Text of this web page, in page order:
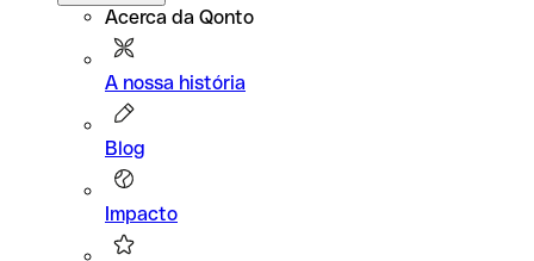
Acerca da Qonto
A nossa história
Blog
Impacto